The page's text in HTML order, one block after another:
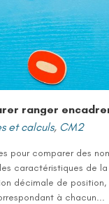
et calculs, CM2
pour comparer des
caractéristiques de la
décimale de position,
à chacun...